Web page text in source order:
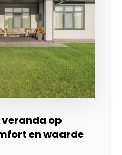
op
en waarde